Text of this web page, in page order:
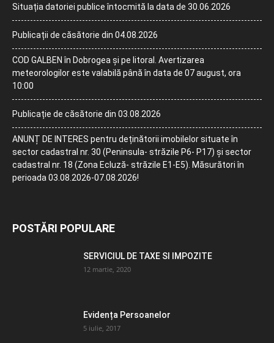
Situația datoriei publice întocmită la data de 30.06.2026
Publicații de căsătorie din 04.08.2026
COD GALBEN în Dobrogea și pe litoral. Avertizarea
meteorologilor este valabilă până în data de 07 august, ora
10:00
Publicație de căsătorie din 03.08.2026
ANUNȚ DE INTERES pentru deținătorii imobilelor situate în
sector cadastral nr. 30 (Peninsula- străzile P6- P17) și sector
cadastral nr. 18 (Zona Ecluză- străzile E1-E5). Măsurători în
perioada 03.08.2026-07.08.2026!
POSTĂRI POPULARE
SERVICIUL DE TAXE SI IMPOZITE
12 martie, 2020
Evidența Persoanelor
5 iulie, 2017